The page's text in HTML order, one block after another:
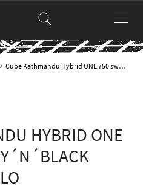
Cube Kathmandu Hybrid ONE 750 swampgrey´n´black Easy Entry kolo
HYBRID ONE